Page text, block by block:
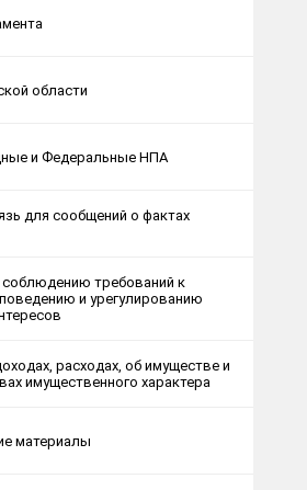
области
и Федеральные НПА
для сообщений о фактах
требований к
и урегулированию
расходах, об имуществе и
имущественного характера
материалы